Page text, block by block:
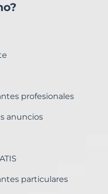
profesionales
anuncios
particulares